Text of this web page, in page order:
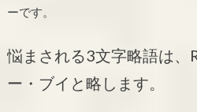
ーです。
悩まされる3文字略語は、
ー・ブイと略します。